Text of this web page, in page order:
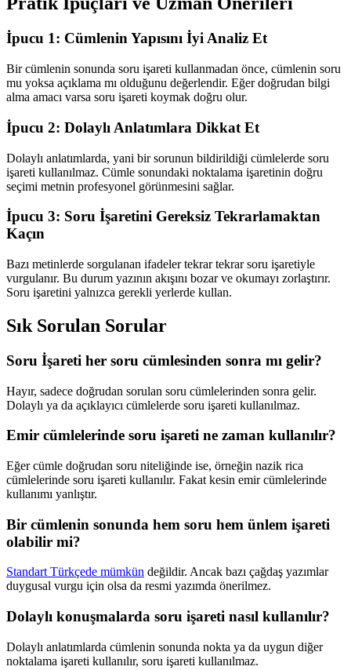
İpucu 1: Cümlenin Yapısını İyi Analiz Et
Bir cümlenin sonunda soru işareti kullanmadan önce, cümlenin soru
mu yoksa açıklama mı olduğunu değerlendir. Eğer doğrudan bilgi
alma amacı varsa soru işareti koymak doğru olur.
İpucu 2: Dolaylı Anlatımlara Dikkat Et
Dolaylı anlatımlarda, yani bir sorunun bildirildiği cümlelerde soru
işareti kullanılmaz. Cümle sonundaki noktalama işaretinin doğru
seçimi metnin profesyonel görünmesini sağlar.
İpucu 3: Soru İşaretini Gereksiz Tekrarlamaktan
Kaçın
Bazı metinlerde sorgulanan ifadeler tekrar tekrar soru işaretiyle
vurgulanır. Bu durum yazının akışını bozar ve okumayı zorlaştırır.
Soru işaretini yalnızca gerekli yerlerde kullan.
Sık Sorulan Sorular
Soru İşareti her soru cümlesinden sonra mı gelir?
Hayır, sadece doğrudan sorulan soru cümlelerinden sonra gelir.
Dolaylı ya da açıklayıcı cümlelerde soru işareti kullanılmaz.
Emir cümlelerinde soru işareti ne zaman kullanılır?
Eğer cümle doğrudan soru niteliğinde ise, örneğin nazik rica
cümlelerinde soru işareti kullanılır. Fakat kesin emir cümlelerinde
kullanımı yanlıştır.
Bir cümlenin sonunda hem soru hem ünlem işareti
olabilir mi?
Standart Türkçede mümkün değildir. Ancak bazı çağdaş yazımlar
duygusal vurgu için olsa da resmi yazımda önerilmez.
Dolaylı konuşmalarda soru işareti nasıl kullanılır?
Dolaylı anlatımlarda cümlenin sonunda nokta ya da uygun diğer
noktalama işareti kullanılır, soru işareti kullanılmaz.